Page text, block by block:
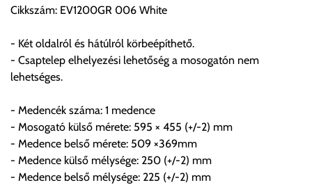
visszaigazolástól számított 24 órán belül a terméket
módosítását.
FIGYELEM!!
A MEGRENDELŐ KIFEJEZETT KÉRÉSÉRE ÉS
FELELŐSSÉGÉRE LEHETSÉGES!!
Egyéb leírások:
Cikkszám: EV1200GR 006 White
- Két oldalról és hátúlról körbeépíthető.
- Csaptelep elhelyezési lehetőség a mosogatón nem
lehetséges.
- Medencék száma: 1 medence
- Mosogató külső mérete: 595 × 455 (+/-2) mm
- Medence belső mérete: 509 ×369mm
- Medence külső mélysége: 250 (+/-2) mm
- Medence belső mélysége: 225 (+/-2) mm